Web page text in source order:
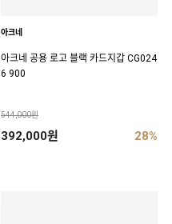
아크네
아크네 공용 로고 블랙 카드지갑 CG024
6 900
544,000원
392,000원 28%